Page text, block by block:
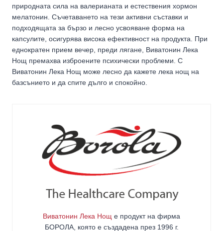
природната сила на валерианата и естествения хормон
мелатонин. Съчетаването на тези активни съставки и
подходящата за бързо и лесно усвояване форма на
капсулите, осигурява висока ефективност на продукта. При
еднократен прием вечер, преди лягане, Виватонин Лека
Нощ премахва изброените психически проблеми. С
Виватонин Лека Нощ може лесно да кажете лека нощ на
базсънието и да спите дълго и спокойно.
Виватонин Лека Нощ е продукт на фирма
БОРОЛА, която е създадена през 1996 г.